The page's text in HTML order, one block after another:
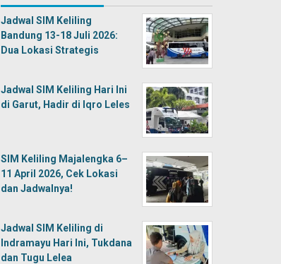
Jadwal SIM Keliling
Bandung 13-18 Juli 2026:
Dua Lokasi Strategis
Jadwal SIM Keliling Hari Ini
di Garut, Hadir di Iqro Leles
SIM Keliling Majalengka 6–
11 April 2026, Cek Lokasi
dan Jadwalnya!
Jadwal SIM Keliling di
Indramayu Hari Ini, Tukdana
dan Tugu Lelea